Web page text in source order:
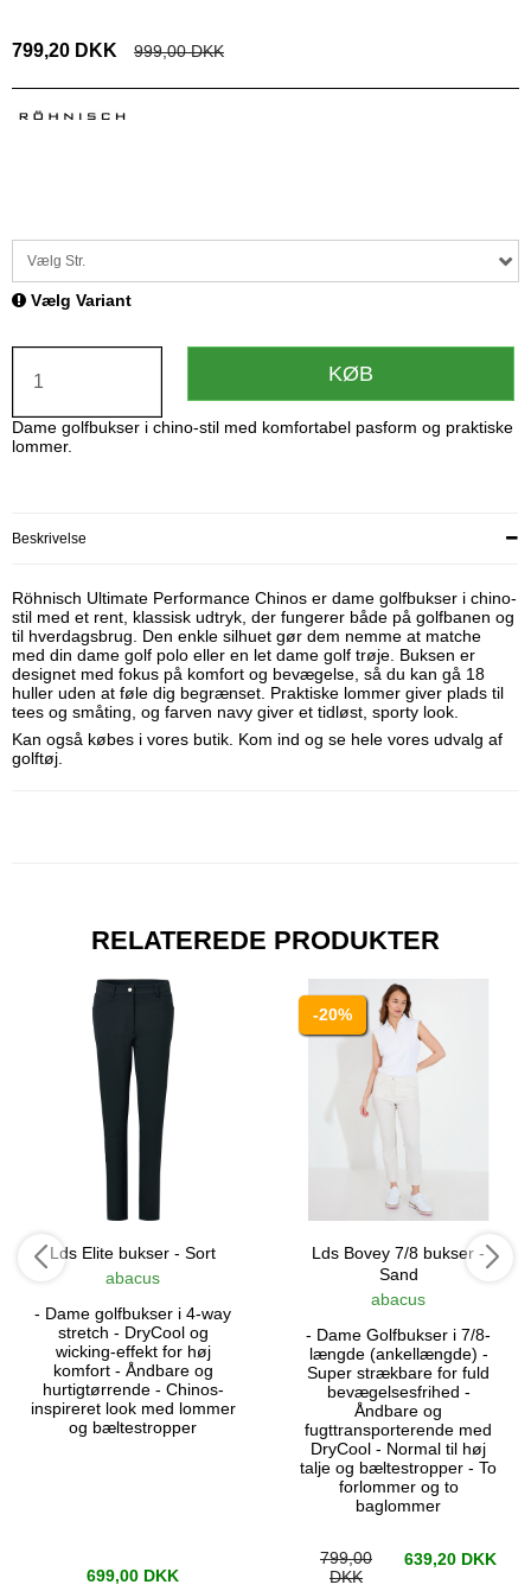
799,20 DKK 999,00 DKK
Vælg Str.
Vælg Variant
KØB
Dame golfbukser i chino-stil med komfortabel pasform og praktiske
lommer.
Beskrivelse
Röhnisch Ultimate Performance Chinos er dame golfbukser i chino-
stil med et rent, klassisk udtryk, der fungerer både på golfbanen og
til hverdagsbrug. Den enkle silhuet gør dem nemme at matche
med din dame golf polo eller en let dame golf trøje. Buksen er
designet med fokus på komfort og bevægelse, så du kan gå 18
huller uden at føle dig begrænset. Praktiske lommer giver plads til
tees og småting, og farven navy giver et tidløst, sporty look.
Kan også købes i vores butik. Kom ind og se hele vores udvalg af
golftøj.
RELATEREDE PRODUKTER
Lds Elite bukser - Sort
abacus
- Dame golfbukser i 4-way
stretch - DryCool og
wicking-effekt for høj
komfort - Åndbare og
hurtigtørrende - Chinos-
inspireret look med lommer
og bæltestropper
699,00 DKK
-20%
Lds Bovey 7/8 bukser -
Sand
abacus
- Dame Golfbukser i 7/8-
længde (ankellængde) -
Super strækbare for fuld
bevægelsesfrihed -
Åndbare og
fugttransporterende med
DryCool - Normal til høj
talje og bæltestropper - To
forlommer og to
baglommer
799,00
DKK
639,20 DKK